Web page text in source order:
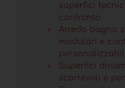
superfici
confronto
Arredo bagno
modulari e
Superfici
scorrevoli e